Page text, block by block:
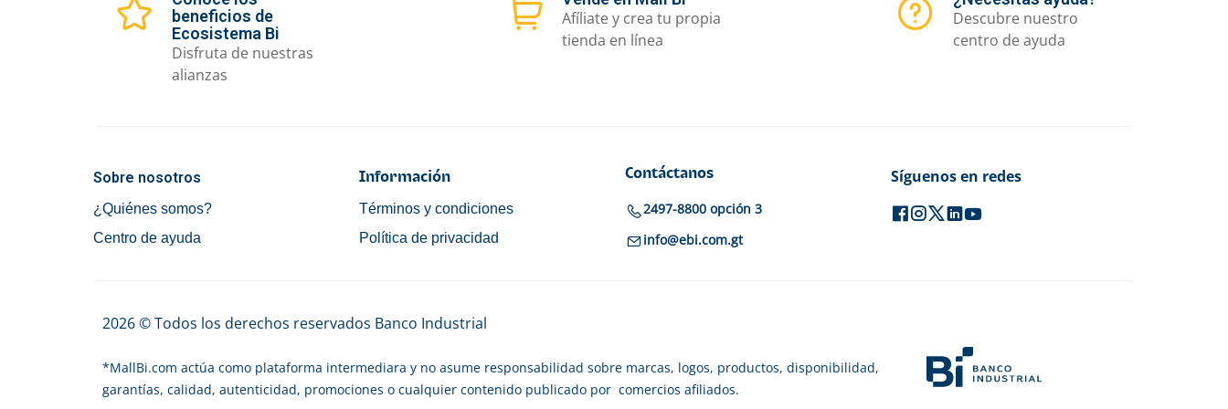
beneficios de
Ecosistema Bi
Disfruta de nuestras
alianzas
Afíliate y crea tu propia
tienda en línea
Descubre nuestro
centro de ayuda
Sobre nosotros
¿Quiénes somos?
Centro de ayuda
Información
Términos y condiciones
Política de privacidad
Contáctanos
2497-8800 opción 3
info@ebi.com.gt
Síguenos en redes
2026 © Todos los derechos reservados Banco Industrial
*MallBi.com actúa como plataforma intermediara y no asume responsabilidad sobre marcas, logos, productos, disponibilidad,
garantías, calidad, autenticidad, promociones o cualquier contenido publicado por comercios afiliados.